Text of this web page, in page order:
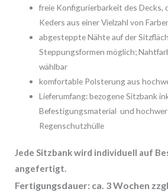
freie Konfigurierbarkeit des Decks,
Keders aus einer Vielzahl von
abgesteppte Nähte auf der
Steppungsformen möglich;
wählbar
komfortable Polsterung aus
Lieferumfang: bezogene Sitzbank
Befestigungsmaterial und
Regenschutzhülle
Jede Sitzbank wird individuell auf
angefertigt.
Fertigungsdauer: ca. 3 Wochen